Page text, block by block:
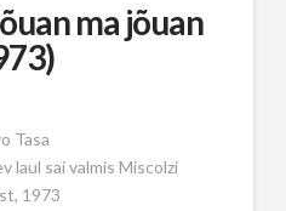
ma jõuan
Tasa
laul sai valmis Miscolzi
1973